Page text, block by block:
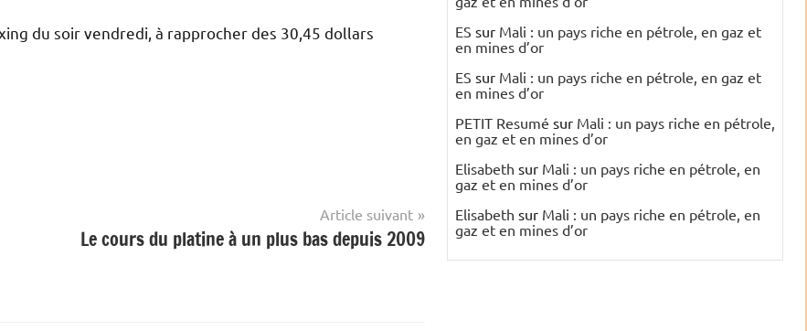
du soir vendredi, à rapprocher des 30,45 dollars
Article suivant
Le cours du platine à un plus bas depuis 2009
ES sur Mali : un pays riche en pétrole, en gaz et
en mines d’or
ES sur Mali : un pays riche en pétrole, en gaz et
en mines d’or
PETIT Resumé sur Mali : un pays riche en pétrole,
en gaz et en mines d’or
Elisabeth sur Mali : un pays riche en pétrole, en
gaz et en mines d’or
Elisabeth sur Mali : un pays riche en pétrole, en
gaz et en mines d’or